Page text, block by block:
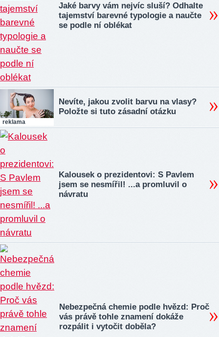
Jaké barvy vám nejvíc sluší? Odhalte
tajemství barevné typologie a naučte
se podle ní oblékat
reklama
Nevíte, jakou zvolit barvu na vlasy?
Položte si tuto zásadní otázku
Kalousek o prezidentovi: S Pavlem
jsem se nesmířil! ...a promluvil o
návratu
Nebezpečná chemie podle hvězd: Proč
vás právě tohle znamení dokáže
rozpálit i vytočit doběla?